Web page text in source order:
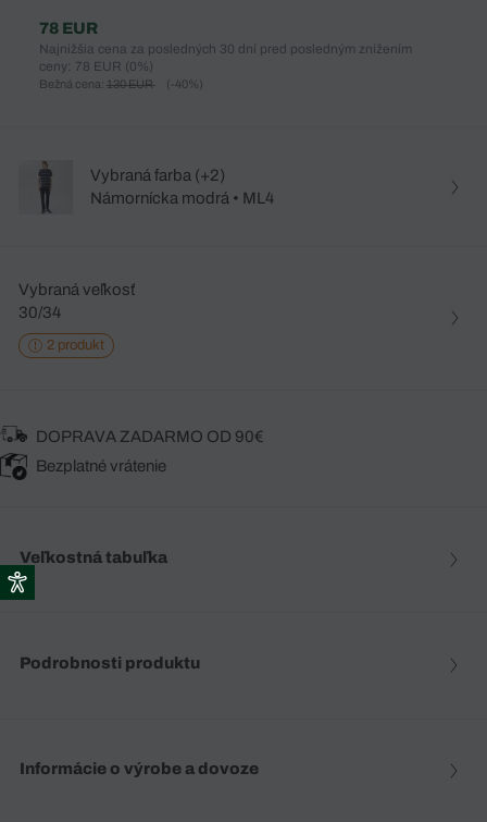
78 EUR
Najnižšia cena za posledných 30 dní pred posledným znížením
ceny: 78 EUR (0%)
Bežná cena: 130 EUR (-40%)
Vybraná farba (+2)
Námornícka modrá • ML4
Vybraná veľkosť
30/34
2 produkt
DOPRAVA ZADARMO OD 90€
Bezplatné vrátenie
Veľkostná tabuľka
Podrobnosti produktu
Informácie o výrobe a dovoze